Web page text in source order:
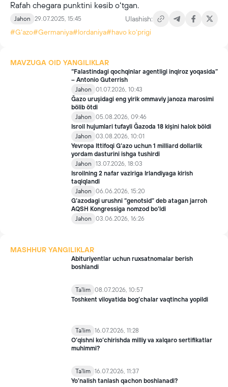
Rafah chegara punktini kesib oʻtgan.
Jahon 29.07.2025, 15:45
Ulashish:
#Gʻazo#Germaniya#Iordaniya#havo koʻprigi
MAVZUGA OID YANGILIKLAR
“Falastindagi qochqinlar agentligi inqiroz yoqasida”
– Antonio Guterrish
Jahon
01.07.2026, 10:43
Ğazo uruşidagi eng yirik ommaviy janoza marosimi
bölib ötdi
Jahon
05.08.2026, 09:46
Isroil hujumlari tufayli Ğazoda 18 kişini halok böldi
Jahon
03.08.2026, 10:01
Yevropa Ittifoqi G‘azo uchun 1 milliard dollarlik
yordam dasturini ishga tushirdi
Jahon
13.07.2026, 18:03
Isroilning 2 nafar vaziriga Irlandiyaga kirish
taqiqlandi
Jahon
06.06.2026, 15:20
G‘azodagi urushni “genotsid” deb atagan jarroh
AQSH Kongressiga nomzod bo‘ldi
Jahon
03.06.2026, 16:26
MASHHUR YANGILIKLAR
Abituriyentlar uchun ruxsatnomalar berish
boshlandi
Ta'lim 08.07.2026, 10:57
Toshkent viloyatida bog‘chalar vaqtincha yopildi
Ta'lim 16.07.2026, 11:28
O‘qishni ko‘chirishda milliy va xalqaro sertifikatlar
muhimmi?
Ta'lim 16.07.2026, 11:37
Yo’nalish tanlash qachon boshlanadi?